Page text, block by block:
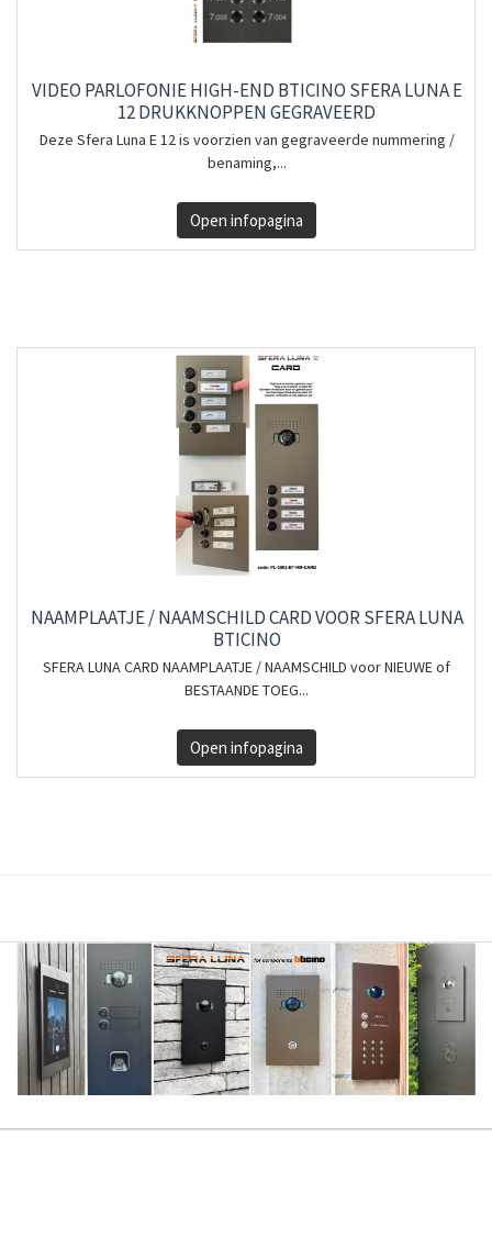
VIDEO PARLOFONIE HIGH-END BTICINO SFERA LUNA E
12 DRUKKNOPPEN GEGRAVEERD
Deze Sfera Luna E 12 is voorzien van gegraveerde nummering /
benaming,...
Open infopagina
NAAMPLAATJE / NAAMSCHILD CARD VOOR SFERA LUNA
BTICINO
SFERA LUNA CARD NAAMPLAATJE / NAAMSCHILD voor NIEUWE of
BESTAANDE TOEG...
Open infopagina